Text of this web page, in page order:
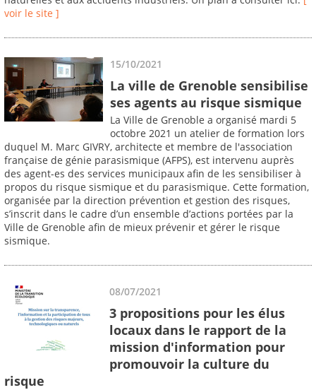
voir le site ]
15/10/2021
La ville de Grenoble sensibilise
ses agents au risque sismique
La Ville de Grenoble a organisé mardi 5
octobre 2021 un atelier de formation lors
duquel M. Marc GIVRY, architecte et membre de l'association
française de génie parasismique (AFPS), est intervenu auprès
des agent-es des services municipaux afin de les sensibiliser à
propos du risque sismique et du parasismique. Cette formation,
organisée par la direction prévention et gestion des risques,
s’inscrit dans le cadre d’un ensemble d’actions portées par la
Ville de Grenoble afin de mieux prévenir et gérer le risque
sismique.
08/07/2021
3 propositions pour les élus
locaux dans le rapport de la
mission d'information pour
promouvoir la culture du
risque